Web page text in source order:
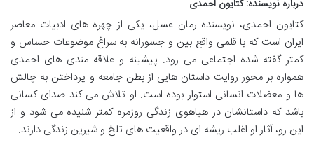
درباره نویسنده: کتایون احمدی
کتایون احمدی، نویسنده رمان عسل، یکی از چهره های ادبیات معاصر
ایران است که با قلمی واقع بین و جسورانه به سراغ موضوعات حساس و
کمتر گفته شده اجتماعی می رود. پیشینه و علاقه مندی های احمدی
همواره بر محور روایت داستان هایی از بطن جامعه و پرداختن به چالش
ها و معضلات انسانی استوار بوده است. او تلاش می کند صدای کسانی
باشد که داستانشان در هیاهوی زندگی روزمره کمتر شنیده می شود و از
این رو، آثار او اغلب ریشه ای در واقعیت های تلخ و شیرین زندگی دارند.